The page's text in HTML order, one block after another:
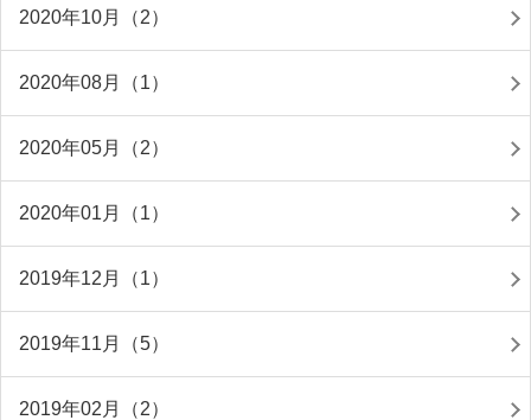
2020年10月（2）
2020年08月（1）
2020年05月（2）
2020年01月（1）
2019年12月（1）
2019年11月（5）
2019年02月（2）